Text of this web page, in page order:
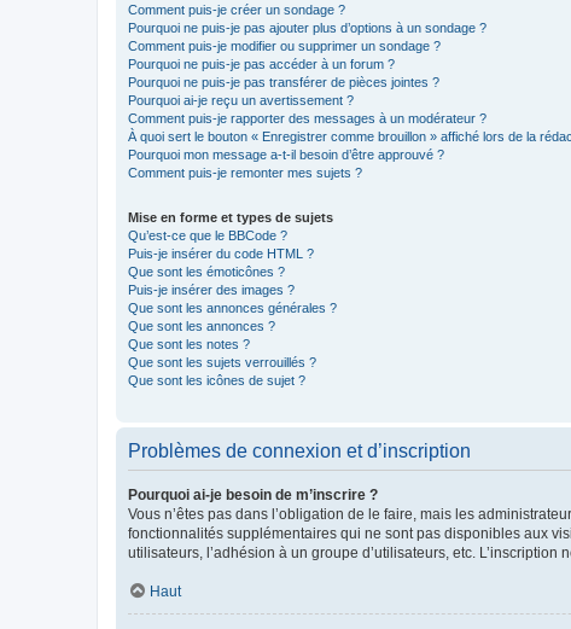
Comment puis-je créer un sondage ?
Pourquoi ne puis-je pas ajouter plus d’options à un sondage ?
Comment puis-je modifier ou supprimer un sondage ?
Pourquoi ne puis-je pas accéder à un forum ?
Pourquoi ne puis-je pas transférer de pièces jointes ?
Pourquoi ai-je reçu un avertissement ?
Comment puis-je rapporter des messages à un modérateur ?
À quoi sert le bouton « Enregistrer comme brouillon » affiché lors de la
Pourquoi mon message a-t-il besoin d’être approuvé ?
Comment puis-je remonter mes sujets ?
Mise en forme et types de sujets
Qu’est-ce que le BBCode ?
Puis-je insérer du code HTML ?
Que sont les émoticônes ?
Puis-je insérer des images ?
Que sont les annonces générales ?
Que sont les annonces ?
Que sont les notes ?
Que sont les sujets verrouillés ?
Que sont les icônes de sujet ?
Problèmes de connexion et d’inscription
Pourquoi ai-je besoin de m’inscrire ?
Vous n’êtes pas dans l’obligation de le faire, mais les
fonctionnalités supplémentaires qui ne sont pas disponibles aux
utilisateurs, l’adhésion à un groupe d’utilisateurs, etc.
Haut